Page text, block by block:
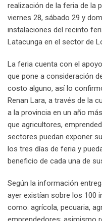
realización de la feria de la
viernes 28, sábado 29 y
instalaciones del recinto
Latacunga en el sector de
La feria cuenta con el
que pone a consideración
costo alguno, así lo
Renan Lara, a través de la
a la provincia en un año
que agricultores,
sectores puedan exponer
los tres días de feria y
beneficio de cada una de
Según la información
ayer existían sobre los 100
como: agrícola, pecuaria,